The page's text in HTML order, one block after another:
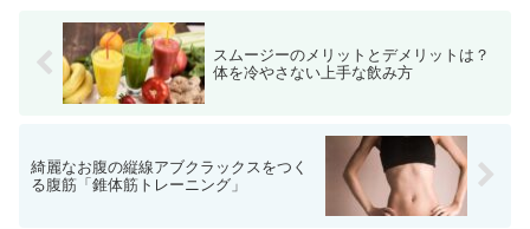
スムージーのメリットとデメリットは？
体を冷やさない上手な飲み方
綺麗なお腹の縦線アブクラックスをつく
る腹筋「錐体筋トレーニング」